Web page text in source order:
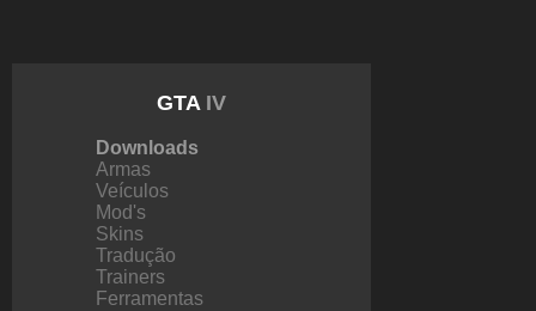
GTA IV
Downloads
Armas
Veículos
Mod's
Skins
Tradução
Trainers
Ferramentas